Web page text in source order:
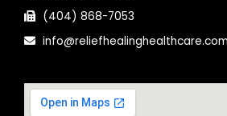
(404) 868-7053
info@reliefhealinghealthcare.com